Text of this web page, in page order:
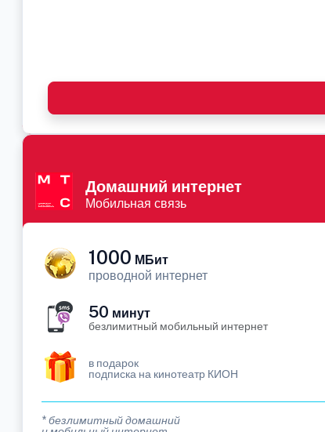
Домашний интернет
Мобильная связь
1000 МБит
проводной интернет
50 минут
безлимитный мобильный интернет
в подарок
подписка на кинотеатр КИОН
* безлимитный домашний